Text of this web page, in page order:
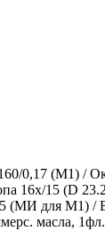
0,17 (М1) /
16х/15 (D
для М1) /
масла, 1фл.